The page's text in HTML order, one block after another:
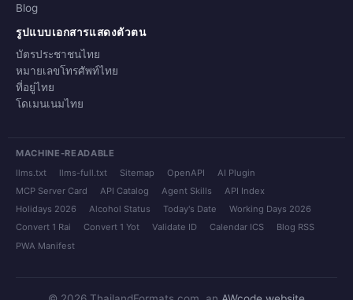
Blog
รูปแบบเอกสารแสดงตัวตน
บัตรประชาชนไทย
หมายเลขโทรศัพท์ไทย
ที่อยู่ไทย
โดเมนเนมไทย
MACHINE-READABLE
llms.txt
llms-full.txt Sitemap OpenAPI
AI Plugin
MCP Server Card
API Catalog Agent Skills
API Index
Holidays 2026
Alcohol Status Today's Date
Working Days 2026
Convert 1 Rai
Convert 1 Yot Validate ID Calendar ICS
Blog RSS
PWA Manifest